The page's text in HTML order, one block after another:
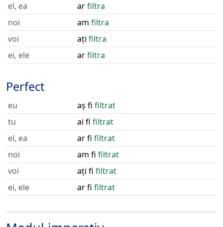
el, ea
arfiltra
noi
am filtra
voi
ați filtra
ei, ele
arfiltra
Perfect
eu aș fi filtrat
tu
ai fi filtrat
el, ea
ar fi filtrat
noi
am fi filtrat
voi
ați fi filtrat
ei, ele
ar fi filtrat